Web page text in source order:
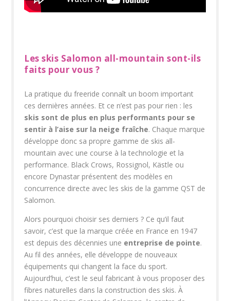
Les skis Salomon all-mountain sont-ils
faits pour vous ?
La pratique du freeride connaît un boom important
ces dernières années. Et ce n’est pas pour rien : les
skis sont de plus en plus performants pour se
sentir à l’aise sur la neige fraîche. Chaque marque
développe donc sa propre gamme de skis all-
mountain avec une course à la technologie et la
performance. Black Crows, Rossignol, Kästle ou
encore Dynastar présentent des modèles en
concurrence directe avec les skis de la gamme QST de
Salomon.
Alors pourquoi choisir ses derniers ? Ce qu’il faut
savoir, c’est que la marque créée en France en 1947
est depuis des décennies une entreprise de pointe.
Au fil des années, elle développe de nouveaux
équipements qui changent la face du sport.
Aujourd’hui, c’est le seul fabricant à vous proposer des
fibres naturelles dans la construction des skis. À